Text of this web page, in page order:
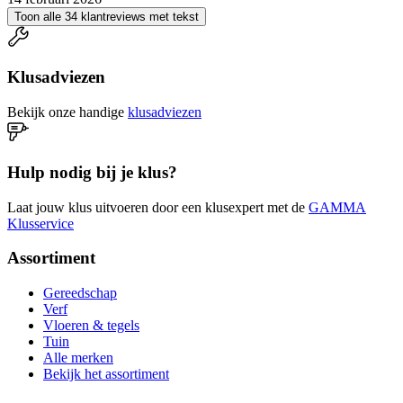
Toon alle 34 klantreviews met tekst
Klusadviezen
Bekijk onze handige klusadviezen
Hulp nodig bij je klus?
Laat jouw klus uitvoeren door een klusexpert met de GAMMA
Klusservice
Assortiment
Gereedschap
Verf
Vloeren & tegels
Tuin
Alle merken
Bekijk het assortiment